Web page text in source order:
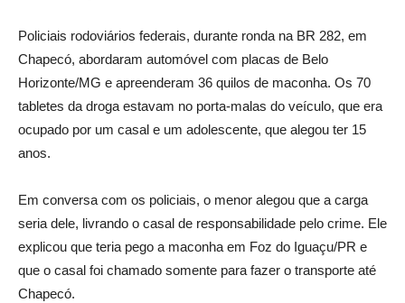
Policiais rodoviários federais, durante ronda na BR 282, em
Chapecó, abordaram automóvel com placas de Belo
Horizonte/MG e apreenderam 36 quilos de maconha. Os 70
tabletes da droga estavam no porta-malas do veículo, que era
ocupado por um casal e um adolescente, que alegou ter 15
anos.
Em conversa com os policiais, o menor alegou que a carga
seria dele, livrando o casal de responsabilidade pelo crime. Ele
explicou que teria pego a maconha em Foz do Iguaçu/PR e
que o casal foi chamado somente para fazer o transporte até
Chapecó.